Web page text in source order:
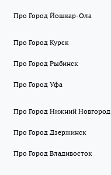
Про Город Йошкар-Ола
Про Город Курск
Про Город Рыбинск
Про Город Уфа
Про Город Нижний Новгород
Про Город Дзержинск
Про Город Владивосток